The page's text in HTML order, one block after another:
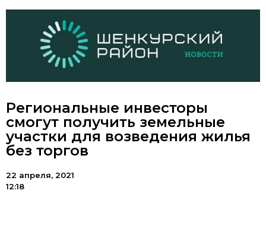
Региональные инвесторы
смогут получить земельные
участки для возведения жилья
без торгов
22 апреля, 2021
12:18